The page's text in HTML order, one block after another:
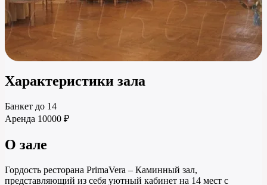
Характеристики зала
Банкет до 14
Аренда 10000 ₽
О зале
Гордость ресторана PrimaVera – Каминный зал,
представляющий из себя уютный кабинет на 14 мест с